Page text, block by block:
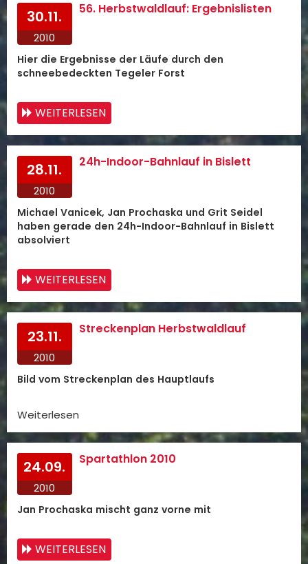
30.11.
2010
56. Herbstwaldlauf: Ergebnislisten
Hier die Ergebnisse der Läufe durch den
schneebedeckten Tegeler Forst
WEITERLESEN
28.11.
2010
24h-Indoor-Bahnlauf in Bislett
Michael Vanicek, Jan Prochaska und Grit Seidel
haben gerade den 24h-Indoor-Bahnlauf in Bislett
absolviert
WEITERLESEN
23.11.
2010
Streckenplan Herbstwaldlauf
Bild vom Streckenplan des Hauptlaufs
Weiterlesen
24.09.
2010
Spartathlon 2010
Jan Prochaska mischt ganz vorne mit
WEITERLESEN